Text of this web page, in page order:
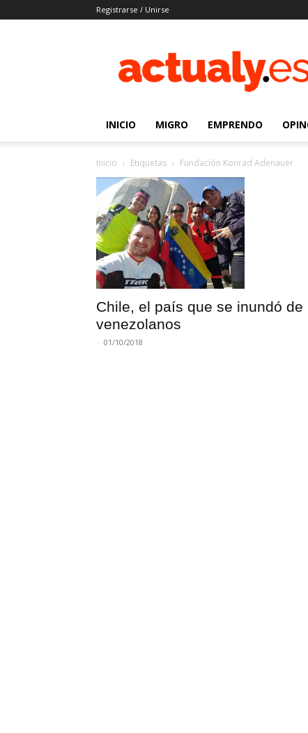
Registrarse / Unirse
|
Noticias
venezolanos
INICIO MIGRO EMPRENDO
Inicio Etiquetas Fundación Konrad Adenauer
Chile, el país que se inundó de
venezolanos
- 01/10/2018